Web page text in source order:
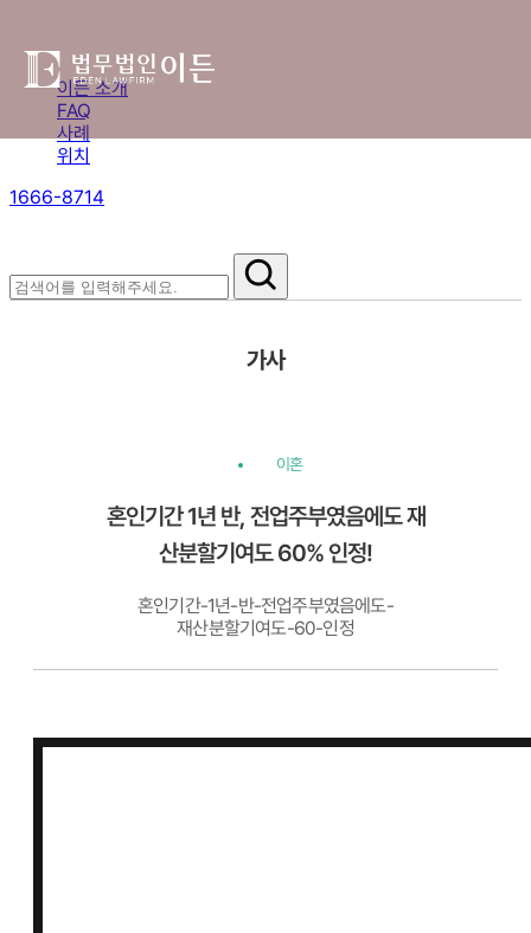
이든 소개
FAQ
사례
위치
1666-8714
가사
이혼
혼인기간 1년 반, 전업주부였음에도 재
산분할기여도 60% 인정!
혼인기간-1년-반-전업주부였음에도-
재산분할기여도-60-인정